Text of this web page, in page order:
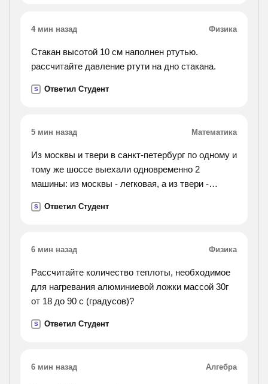
4 мин назад Физика
Стакан высотой 10 см наполнен ртутью.
рассчитайте давление ртути на дно стакана.
S Ответил Студент
5 мин назад Математика
Из москвы и твери в санкт-петербург по одному и
тому же шоссе выехали одновременно 2
машины: из москвы - легковая, а из твери -
какова скорость легковой машины, если она
расстояние от москвы до твери 168 км? решить
нужно двумя
S Ответил Студент
6 мин назад Физика
Рассчитайте количество теплоты, необходимое
для нагревания алюминиевой ложки массой 30г
от 18 до 90 с (градусов)?
S Ответил Студент
6 мин назад Алгебра